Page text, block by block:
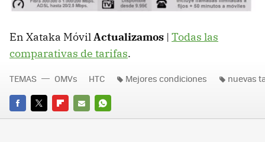
En Xataka MóvilActualizamos | Todas las
comparativas de tarifas.
FACEBOOK
TWITTERFLIPBOARD
E-
WHATSAPP
TEMAS OMVs HTC Mejores condiciones nuevas